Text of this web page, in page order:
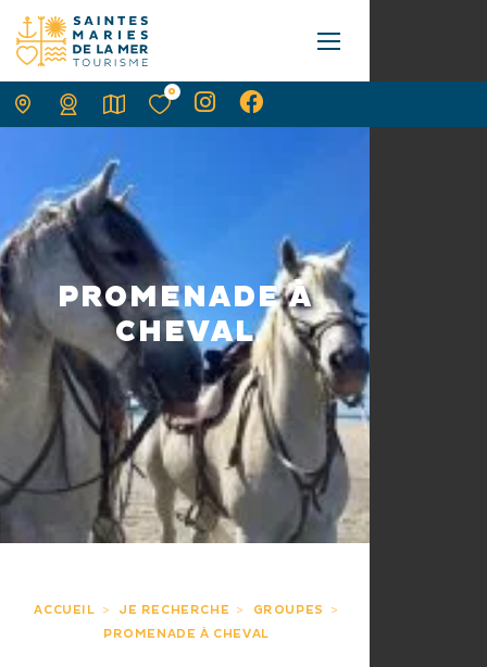
PROMENADE À
CHEVAL
ACCUEIL JE RECHERCHE
GROUPES
PROMENADE À CHEVAL
0